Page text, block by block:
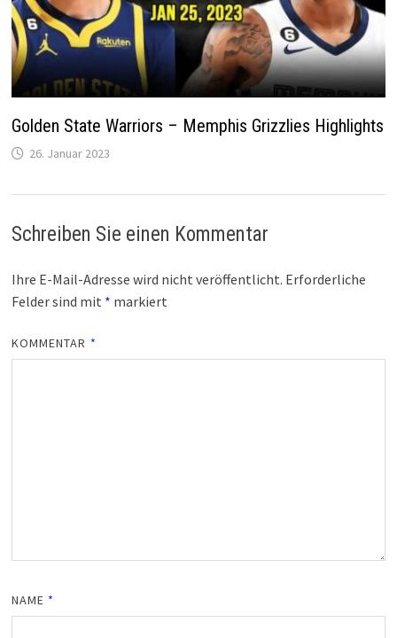
Golden State Warriors – Memphis Grizzlies Highlights
26. Januar 2023
Schreiben Sie einen Kommentar
Ihre E-Mail-Adresse wird nicht veröffentlicht. Erforderliche
Felder sind mit * markiert
KOMMENTAR *
NAME *